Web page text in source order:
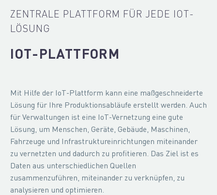
ZENTRALE PLATTFORM FÜR JEDE IOT-
LÖSUNG
IOT-PLATTFORM
Mit Hilfe der IoT-Plattform kann eine maßgeschneiderte
Lösung für Ihre Produktionsabläufe erstellt werden. Auch
für Verwaltungen ist eine IoT-Vernetzung eine gute
Lösung, um Menschen, Geräte, Gebäude, Maschinen,
Fahrzeuge und Infrastruktureinrichtungen miteinander
zu vernetzten und dadurch zu profitieren. Das Ziel ist es
Daten aus unterschiedlichen Quellen
zusammenzuführen, miteinander zu verknüpfen, zu
analysieren und optimieren.